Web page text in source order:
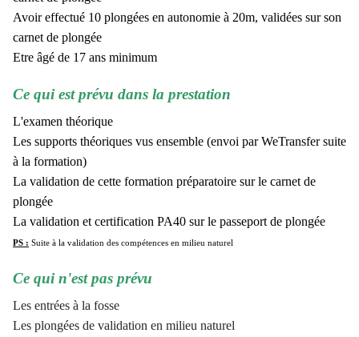
Avoir effectué 10 plongées en autonomie à 20m, validées sur son
carnet de plongée
Etre âgé de 17 ans minimum
Ce qui est prévu dans la prestation
L'examen théorique
Les supports théoriques vus ensemble (envoi par WeTransfer suite
à la formation)
La validation de cette formation préparatoire sur le carnet de
plongée
La validation et certification PA40 sur le passeport de plongée
PS : Suite à la validation des compétences en milieu naturel
Ce qui n'est pas prévu
Les entrées à la fosse
Les plongées de validation en milieu naturel